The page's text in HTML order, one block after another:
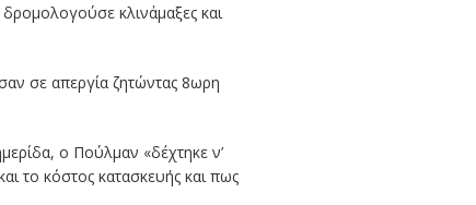
κλινάμαξες και
σε απεργία ζητώντας 8ωρη
ο Πούλμαν «δέχτηκε ν’
το κόστος κατασκευής και πως